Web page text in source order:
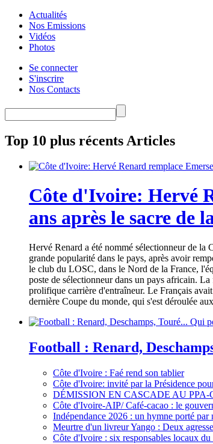
Actualités
Nos Emissions
Vidéos
Photos
Se connecter
S'inscrire
Nos Contacts
Top 10 plus récents Articles
Côte d'Ivoire: Hervé
ans après le sacre de
Hervé Renard a été nommé sélectionneur de
grande popularité dans le pays, après avoir
le club du LOSC, dans le Nord de la France,
poste de sélectionneur dans un pays africain.
prolifique carrière d'entraîneur. Le Français
dernière Coupe du monde, qui s'est déroulée
Football : Renard,
Côte d'Ivoire : Faé rend son tablier
Côte d'Ivoire: invité par la Présidence
DÉMISSION EN CASCADE AU
Côte d'Ivoire-AIP/ Café-cacao : le
Indépendance 2026 : un hymne porté
Meurtre d'un livreur Yango : Deux
Côte d'Ivoire : six responsables locaux